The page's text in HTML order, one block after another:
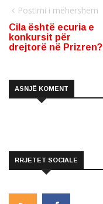
Postimi i mëhershëm
Cila është ecuria e
konkursit për
drejtorë në Prizren?
ASNJË KOMENT
RRJETET SOCIALE